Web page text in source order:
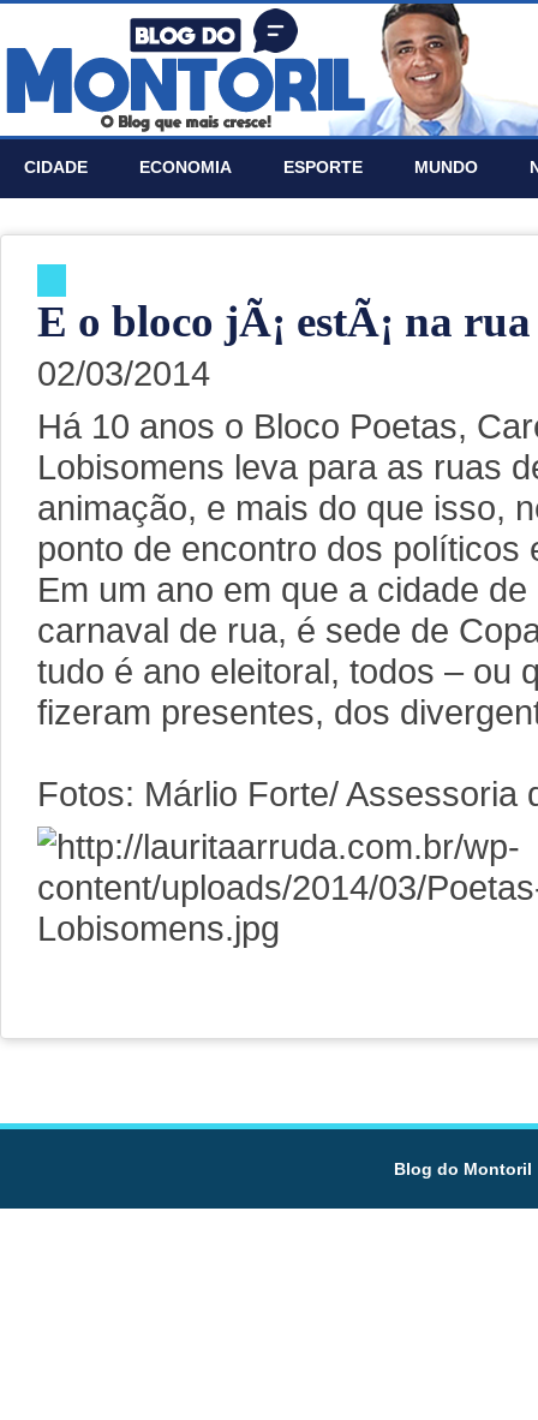
CIDADE ECONOMIA ESPORTE MUNDO
E o bloco jÃ¡ estÃ¡ na rua
02/03/2014
Há 10 anos o Bloco Poetas,
Lobisomens leva para as ruas
animação, e mais do que isso,
ponto de encontro dos políticos
Em um ano em que a cidade
carnaval de rua, é sede de
tudo é ano eleitoral, todos – ou
fizeram presentes, dos
Fotos: Márlio Forte/ Assessoria
Blog do Montoril